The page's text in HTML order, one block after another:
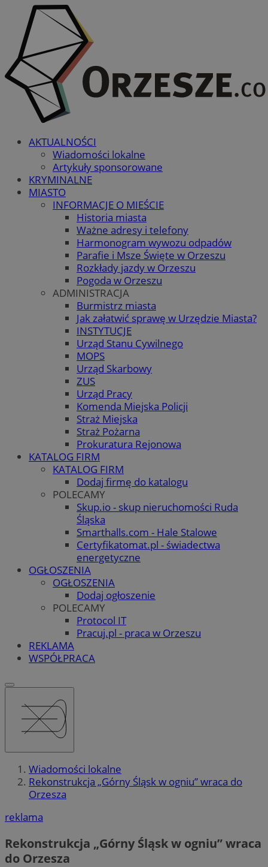
AKTUALNOŚCI
Wiadomości lokalne
Artykuły sponsorowane
KRYMINALNE
MIASTO
INFORMACJE O MIEŚCIE
Historia miasta
Ważne adresy i telefony
Harmonogram wywozu odpadów
Parafie i Msze Święte w Orzeszu
Rozkłady jazdy w Orzeszu
Pogoda w Orzeszu
ADMINISTRACJA
Burmistrz miasta
Jak załatwić sprawę w Urzędzie Miasta?
INSTYTUCJE
Urząd Stanu Cywilnego
MOPS
Urząd Skarbowy
ZUS
Urząd Pracy
Komenda Miejska Policji
Straż Miejska
Straż Pożarna
Prokuratura Rejonowa
KATALOG FIRM
KATALOG FIRM
Dodaj firmę do katalogu
POLECAMY
Skup.io - skup nieruchomości Ruda
Śląska
Smarthalls.com - Hale Stalowe
Certyfikatomat.pl - świadectwa
energetyczne
OGŁOSZENIA
OGŁOSZENIA
Dodaj ogłoszenie
POLECAMY
Protocol IT
Pracuj.pl - praca w Orzeszu
REKLAMA
WSPÓŁPRACA
Wiadomości lokalne
Rekonstrukcja „Górny Śląsk w ogniu” wraca do
Orzesza
reklama
Rekonstrukcja „Górny Śląsk w ogniu” wraca
do Orzesza